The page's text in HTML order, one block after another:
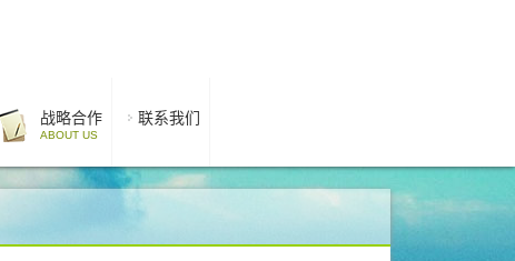
战略合作
ABOUT US
联系我们